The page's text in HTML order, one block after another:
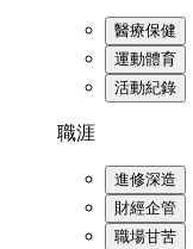
醫療保健
運動體育
活動紀錄
職涯
進修深造
財經企管
職場甘苦